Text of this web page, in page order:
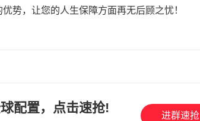
势，让您的人生保障方面再无后顾之忧！
配置，点击速抢!
进群速抢